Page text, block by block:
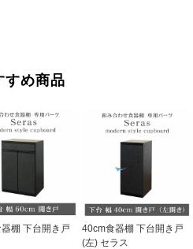
すめ商品
棚 下台開き戸
40cm食器棚 下台開き戸
(左) セラス